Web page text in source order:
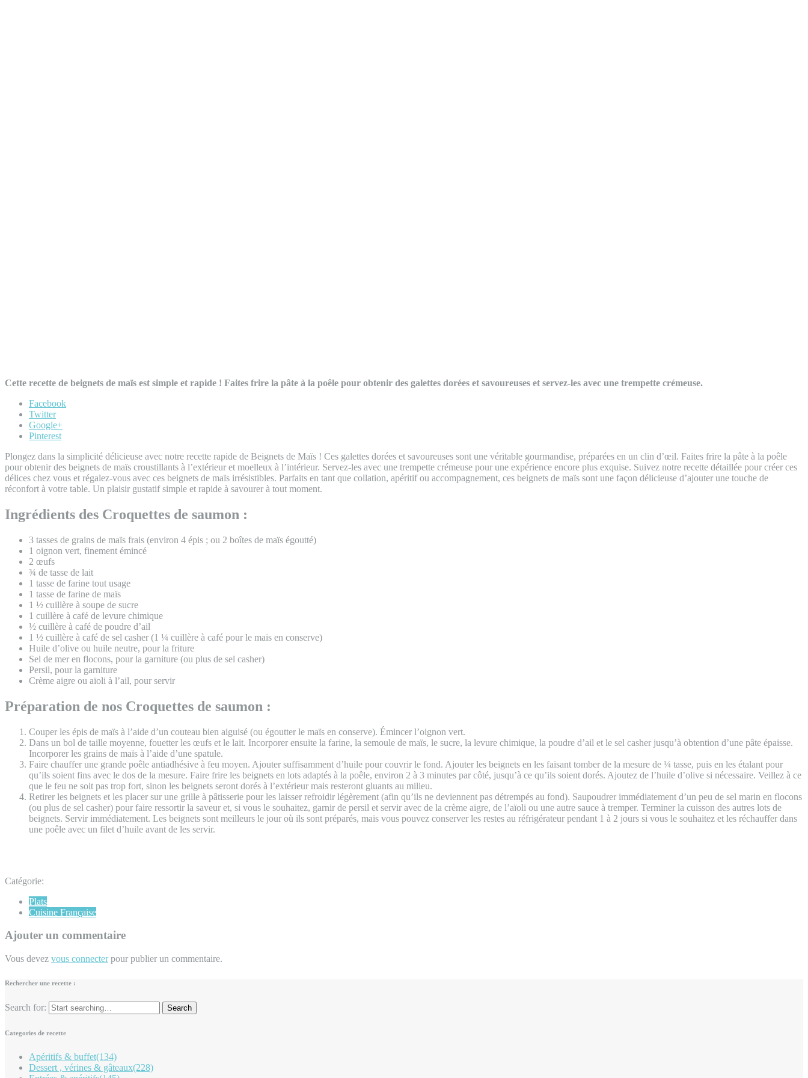
Cette recette de beignets de maïs est simple et rapide ! Faites frire la pâte à la poêle pour obtenir des galettes dorées et savoureuses et servez-les avec une trempette crémeuse.
Facebook
Twitter
Google+
Pinterest
Plongez dans la simplicité délicieuse avec notre recette rapide de Beignets de Maïs ! Ces galettes dorées et savoureuses sont une véritable gourmandise, préparées en un clin d’œil. Faites frire la pâte à la poêle
pour obtenir des beignets de maïs croustillants à l’extérieur et moelleux à l’intérieur. Servez-les avec une trempette crémeuse pour une expérience encore plus exquise. Suivez notre recette détaillée pour créer ces
délices chez vous et régalez-vous avec ces beignets de maïs irrésistibles. Parfaits en tant que collation, apéritif ou accompagnement, ces beignets de maïs sont une façon délicieuse d’ajouter une touche de
réconfort à votre table. Un plaisir gustatif simple et rapide à savourer à tout moment.
Ingrédients des Croquettes de saumon :
3 tasses de grains de maïs frais (environ 4 épis ; ou 2 boîtes de maïs égoutté)
1 oignon vert, finement émincé
2 œufs
¾ de tasse de lait
1 tasse de farine tout usage
1 tasse de farine de maïs
1 ½ cuillère à soupe de sucre
1 cuillère à café de levure chimique
½ cuillère à café de poudre d’ail
1 ½ cuillère à café de sel casher (1 ¼ cuillère à café pour le maïs en conserve)
Huile d’olive ou huile neutre, pour la friture
Sel de mer en flocons, pour la garniture (ou plus de sel casher)
Persil, pour la garniture
Crème aigre ou aïoli à l’ail, pour servir
Préparation de nos Croquettes de saumon :
Couper les épis de maïs à l’aide d’un couteau bien aiguisé (ou égoutter le maïs en conserve). Émincer l’oignon vert.
Dans un bol de taille moyenne, fouetter les œufs et le lait. Incorporer ensuite la farine, la semoule de maïs, le sucre, la levure chimique, la poudre d’ail et le sel casher jusqu’à obtention d’une pâte épaisse.
Incorporer les grains de maïs à l’aide d’une spatule.
Faire chauffer une grande poêle antiadhésive à feu moyen. Ajouter suffisamment d’huile pour couvrir le fond. Ajouter les beignets en les faisant tomber de la mesure de ¼ tasse, puis en les étalant pour
qu’ils soient fins avec le dos de la mesure. Faire frire les beignets en lots adaptés à la poêle, environ 2 à 3 minutes par côté, jusqu’à ce qu’ils soient dorés. Ajoutez de l’huile d’olive si nécessaire. Veillez à ce
que le feu ne soit pas trop fort, sinon les beignets seront dorés à l’extérieur mais resteront gluants au milieu.
Retirer les beignets et les placer sur une grille à pâtisserie pour les laisser refroidir légèrement (afin qu’ils ne deviennent pas détrempés au fond). Saupoudrer immédiatement d’un peu de sel marin en flocons
(ou plus de sel casher) pour faire ressortir la saveur et, si vous le souhaitez, garnir de persil et servir avec de la crème aigre, de l’aïoli ou une autre sauce à tremper. Terminer la cuisson des autres lots de
beignets. Servir immédiatement. Les beignets sont meilleurs le jour où ils sont préparés, mais vous pouvez conserver les restes au réfrigérateur pendant 1 à 2 jours si vous le souhaitez et les réchauffer dans
une poêle avec un filet d’huile avant de les servir.
Catégorie:
Plats
Cuisine Française
Ajouter un commentaire
Vous devez vous connecterpour publier un commentaire.
Rechercher une recette :
Search for:
Categories de recette
Apéritifs & buffet(134)
Dessert , vérines & gâteaux(228)